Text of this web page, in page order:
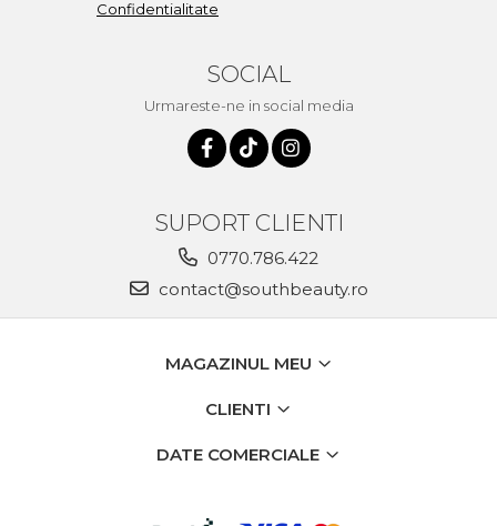
Confidentialitate
SOCIAL
Urmareste-ne in social media
SUPORT CLIENTI
0770.786.422
contact@southbeauty.ro
MAGAZINUL MEU
CLIENTI
DATE COMERCIALE